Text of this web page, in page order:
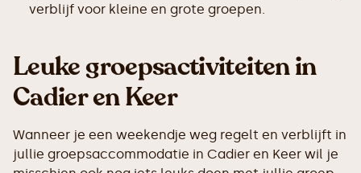
verblijf voor kleine en grote groepen.
Leuke groepsactiviteiten in
Cadier en Keer
Wanneer je een weekendje weg regelt en verblijft in
jullie groepsaccommodatie in Cadier en Keer wil je